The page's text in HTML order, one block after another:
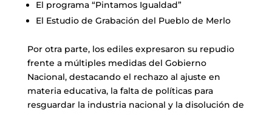
El programa “Pintamos Igualdad”
El Estudio de Grabación del Pueblo de Merlo
Por otra parte, los ediles expresaron su repudio
frente a múltiples medidas del Gobierno
Nacional, destacando el rechazo al ajuste en
materia educativa, la falta de políticas para
resguardar la industria nacional y la disolución de